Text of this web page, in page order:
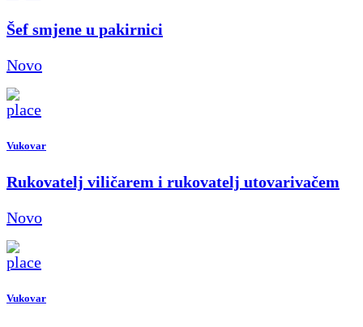
Šef smjene u pakirnici
Novo
Vukovar
Rukovatelj viličarem i rukovatelj utovarivačem
Novo
Vukovar